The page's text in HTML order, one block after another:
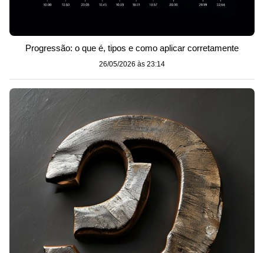
Progressão: o que é, tipos e como aplicar corretamente
26/05/2026 às 23:14